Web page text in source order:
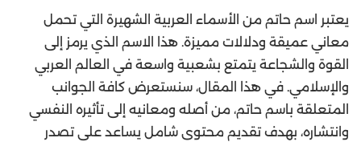
يعتبر اسم حاتم من الأسماء العربية الشهيرة التي تحمل
معاني عميقة ودلالات مميزة. هذا الاسم الذي يرمز إلى
القوة والشجاعة يتمتع بشعبية واسعة في العالم العربي
والإسلامي. في هذا المقال، سنستعرض كافة الجوانب
المتعلقة باسم حاتم، من أصله ومعانيه إلى تأثيره النفسي
وانتشاره، بهدف تقديم محتوى شامل يساعد على تصدر